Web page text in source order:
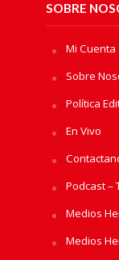
SOBRE
Mi Cuenta
Sobre
Política
En Vivo
Podcast –
Medios
Medios